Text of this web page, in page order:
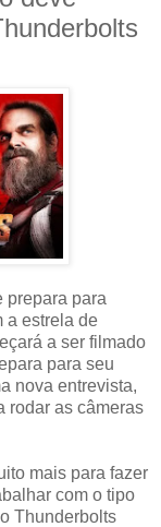
prepara para
a estrela de
a ser filmado
para seu
nova entrevista,
rodar as câmeras
mais para fazer
com o tipo
Thunderbolts